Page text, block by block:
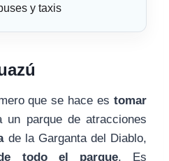
y taxis
que se hace es tomar
un parque de atracciones
de la Garganta del Diablo,
todo el parque. Es